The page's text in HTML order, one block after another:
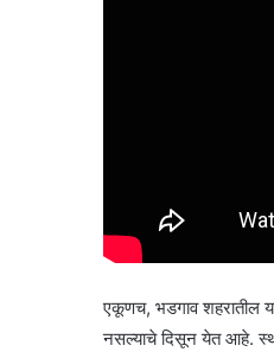
एकूणच, भडगाव शहरातील
नसल्याचे दिसून येत आहे.